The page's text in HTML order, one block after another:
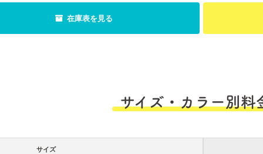
在庫表を見る
サイズ・カラー別料
サイズ